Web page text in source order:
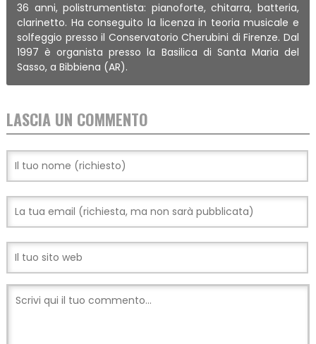
36 anni, polistrumentista: pianoforte, chitarra, batteria,
clarinetto. Ha conseguito la licenza in teoria musicale e
solfeggio presso il Conservatorio Cherubini di Firenze. Dal
1997 è organista presso la Basilica di Santa Maria del
Sasso, a Bibbiena (AR).
LASCIA UN COMMENTO